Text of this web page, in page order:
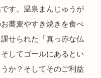
す。温泉まんじゅうが
蕎麦やすき焼きを食べ
せられた「真っ赤な仏
してゴールにあるとい
か？そしてそのご利益